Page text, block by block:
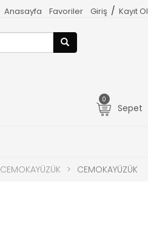
Giriş / Kayıt Ol
Favoriler
Anasayfa
0
Sepet
CEMOKAYÜZÜK > CEMOKAYÜZÜK